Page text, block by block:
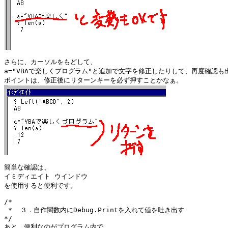
さらに、カーソルをもどして、
a="VBAで楽しくプログラム"と追加で文字を修正したりして、再度確認も
簡単な確認は、
イミディエイト ウインドウ
を使用すると便利です。
/*
*  ３．自作関数内にDebug.Printを入れて値を吐き出す
*/